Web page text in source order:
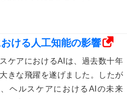
ける人工知能の影響
ケアにおけるAIは、過去数十年
きな飛躍を遂げました。したが
ヘルスケアにおけるAIの未来